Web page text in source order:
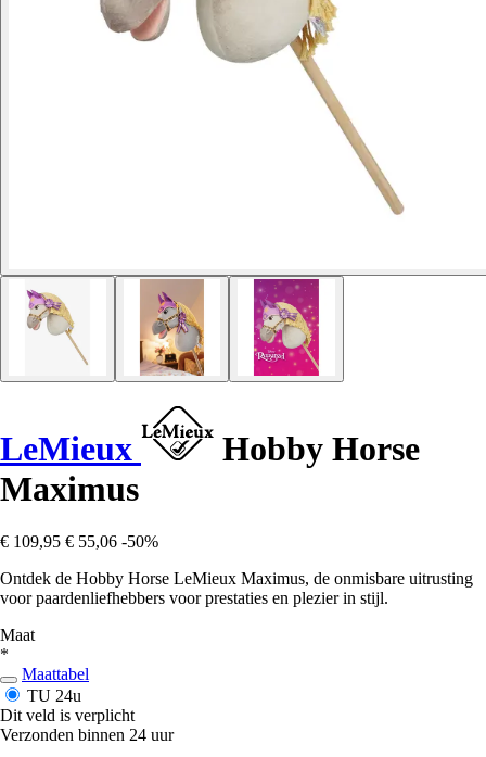
LeMieux
Hobby Horse
Maximus
€ 109,95 € 55,06 -50%
Ontdek de Hobby Horse LeMieux Maximus, de onmisbare uitrusting
voor paardenliefhebbers voor prestaties en plezier in stijl.
Maat
*
Maattabel
TU 24u
Dit veld is verplicht
Verzonden binnen 24 uur